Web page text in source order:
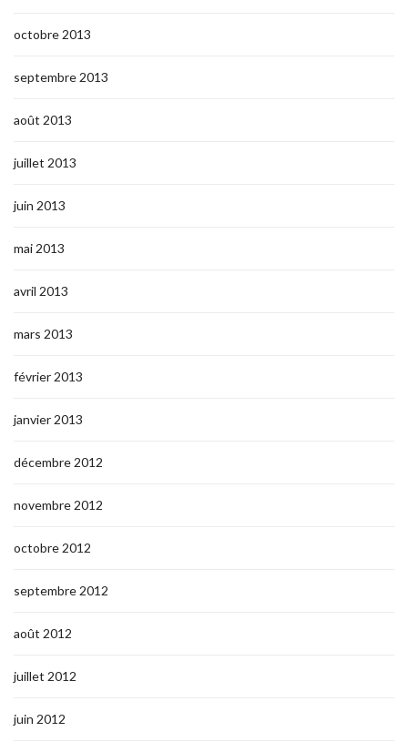
octobre 2013
septembre 2013
août 2013
juillet 2013
juin 2013
mai 2013
avril 2013
mars 2013
février 2013
janvier 2013
décembre 2012
novembre 2012
octobre 2012
septembre 2012
août 2012
juillet 2012
juin 2012